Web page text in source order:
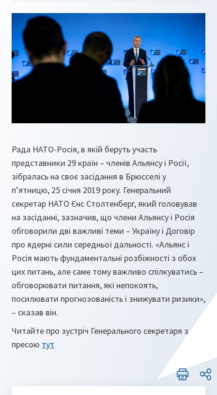
Рада НАТО-Росія, в якій беруть участь
представники 29 країн – членів Альянсу і Росії,
зібралась на своє засідання в Брюсселі у
п’ятницю, 25 січня 2019 року. Генеральний
секретар НАТО Єнс Столтенберг, який головував
на засіданні, зазначив, що члени Альянсу і Росія
обговорили дві важливі теми – Україну і Договір
про ядерні сили середньої дальності. «Альянс і
Росія мають фундаментальні розбіжності з обох
цих питань, але саме тому важливо спілкуватись –
обговорювати питання, які непокоять,
посилювати прогнозованість і знижувати ризики»,
– сказав він.
Читайте про зустріч Генерального секретаря з
пресою тут